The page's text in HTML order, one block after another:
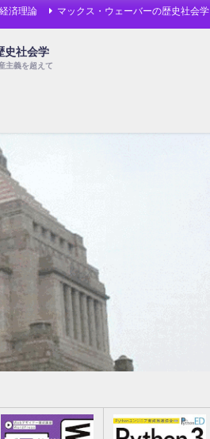
済理論 マックス・ウェーバーの歴史社会学
史社会学
主義を超えて